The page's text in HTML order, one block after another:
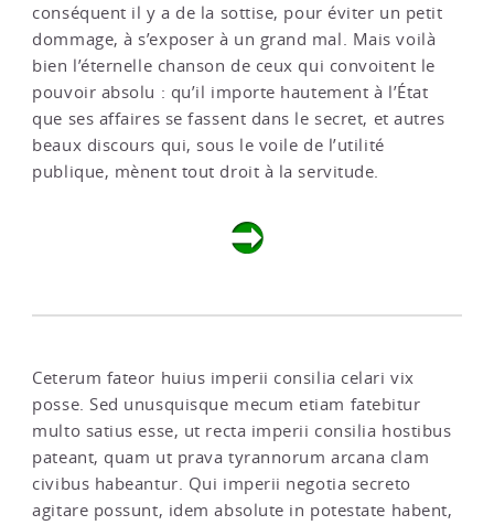
conséquent il y a de la sottise, pour éviter un petit
dommage, à s’exposer à un grand mal. Mais voilà
bien l’éternelle chanson de ceux qui convoitent le
pouvoir absolu : qu’il importe hautement à l’État
que ses affaires se fassent dans le secret, et autres
beaux discours qui, sous le voile de l’utilité
publique, mènent tout droit à la servitude.
Ceterum fateor huius imperii consilia celari vix
posse. Sed unusquisque mecum etiam fatebitur
multo satius esse, ut recta imperii consilia hostibus
pateant, quam ut prava tyrannorum arcana clam
civibus habeantur. Qui imperii negotia secreto
agitare possunt, idem absolute in potestate habent,